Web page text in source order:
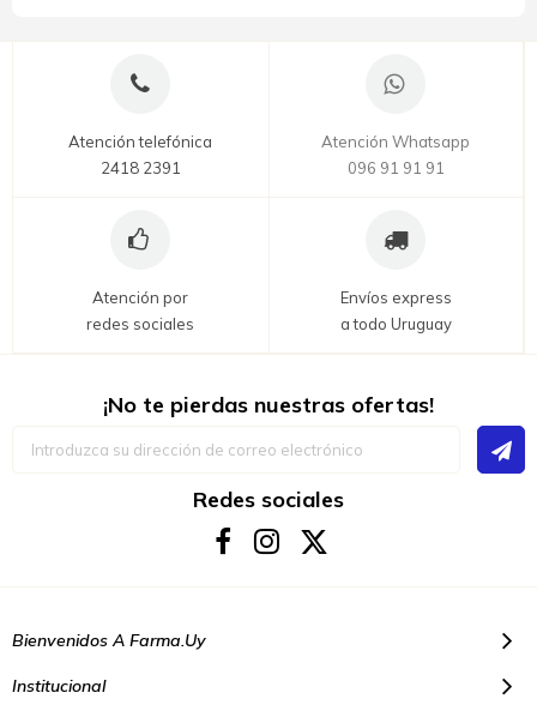
Atención telefónica
2418 2391
Atención Whatsapp
096 91 91 91
Atención por
redes sociales
Envíos express
a todo Uruguay
¡No te pierdas nuestras ofertas!
Redes sociales
Bienvenidos A Farma.uy
Institucional